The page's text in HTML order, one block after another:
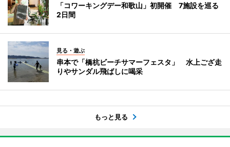
「コワーキングデー和歌山」初開催 7施設を巡る
2日間
見る・遊ぶ
串本で「橋杭ビーチサマーフェスタ」 水上ござ走
りやサンダル飛ばしに喝采
もっと見る